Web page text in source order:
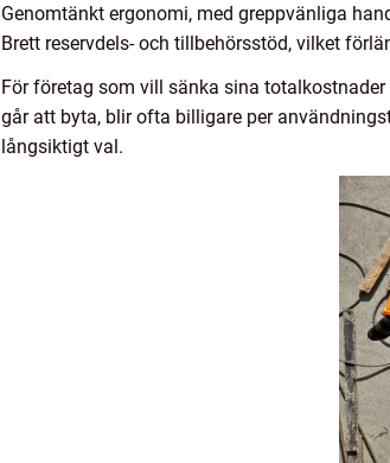
Genomtänkt ergonomi, med greppvänliga
Brett reservdels- och tillbehörsstöd, vilket
För företag som vill sänka sina
går att byta, blir ofta billigare per
långsiktigt val.